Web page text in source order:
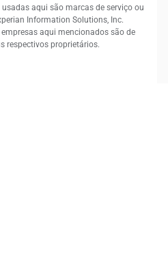
aqui são marcas de serviço ou
Information Solutions, Inc.
aqui mencionados são de
respectivos proprietários.